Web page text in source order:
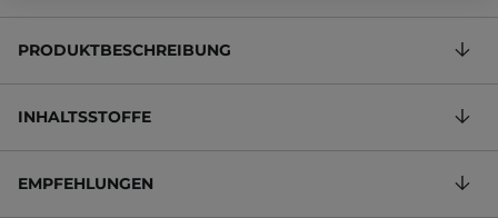
PRODUKTBESCHREIBUNG
INHALTSSTOFFE
EMPFEHLUNGEN